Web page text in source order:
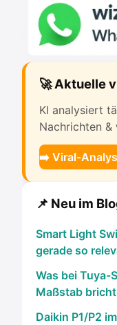
🚀 Aktuelle
KI analysiert
Nachrichten &
➡️ Viral-
📌 Neu im
Smart Light
gerade so
Was bei Tuya-
Maßstab bricht
Daikin P1/P2